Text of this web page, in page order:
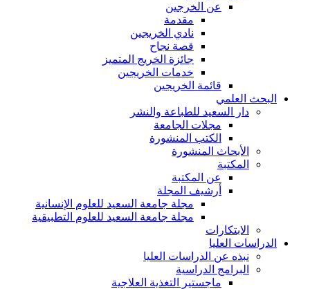
عن الخرجين
مقدمة
نادي الخريجين
قصة نجاح
جائزة الخريج المتميز
خدمات الخريجين
قائمة الخريجين
البحث العلمي
دار السعيد للطباعة والنشر
مجلات الجامعة
الكتب المنشورة
الأبحاث المنشورة
المكتبة
عن المكتبة
أرشيف المجلة
مجلة جامعة السعيد للعلوم الإنسانية
مجلة جامعة السعيد للعلوم التطبيقية
الابتكارات
الدراسات العليا
نبذه عن الدراسات العليا
البرامج الدراسية
ماجستير التغذية العلاجية